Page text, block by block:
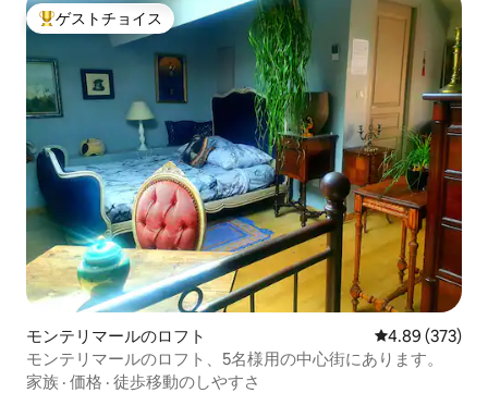
大好評のゲストチョイスです。
ゲストチョイス
モンテリマールのロフト レビュー373
4.89 (373)
モンテリマールのロフト、5名様用の中心街にあります。
家族 · 価格 · 徒歩移動のしやすさ